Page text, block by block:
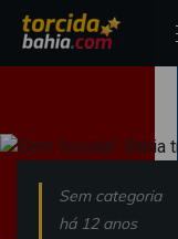
Sem categoria
há 12 anos